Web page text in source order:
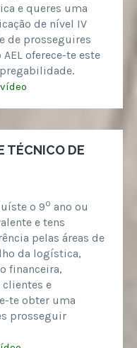
e queres uma
de nível IV
de prosseguires
oferece-te este
vídeo
TÉCNICO DE
o 9º ano ou
e tens
pelas áreas de
da logística,
financeira,
clientes e
te obter uma
prosseguir